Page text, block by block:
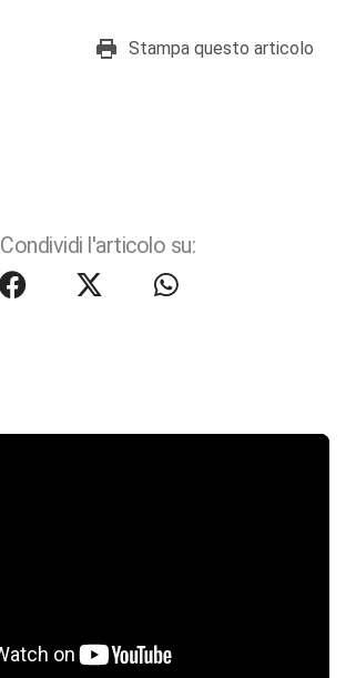
Stampa questo articolo
Condividi l'articolo su: